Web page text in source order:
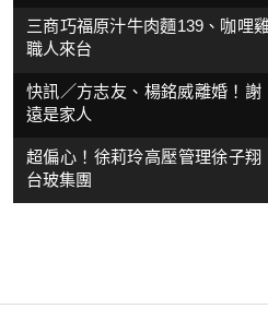
三商巧福原汁牛肉麵139、咖哩
職人來台
快訊／方志友、楊銘威離婚！謝
遠是家人
超偏心！徐莉玲高壓管理徐子
台玻集團